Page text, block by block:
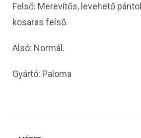
Felső: Merevítős, levehető
kosaras felső.
Alsó: Normál.
Gyártó: Paloma